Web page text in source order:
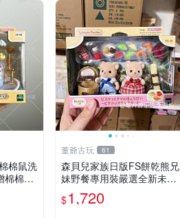
棉鼠洗
棉棉鼠
paper
帶。
董爺古玩 61
森貝兒家族日版FS餅乾熊兄
妹野餐專用裝嚴選全新未開
封，包含兩組大童款紙盒
裝，適合收藏與分享。 餅乾
$1,720